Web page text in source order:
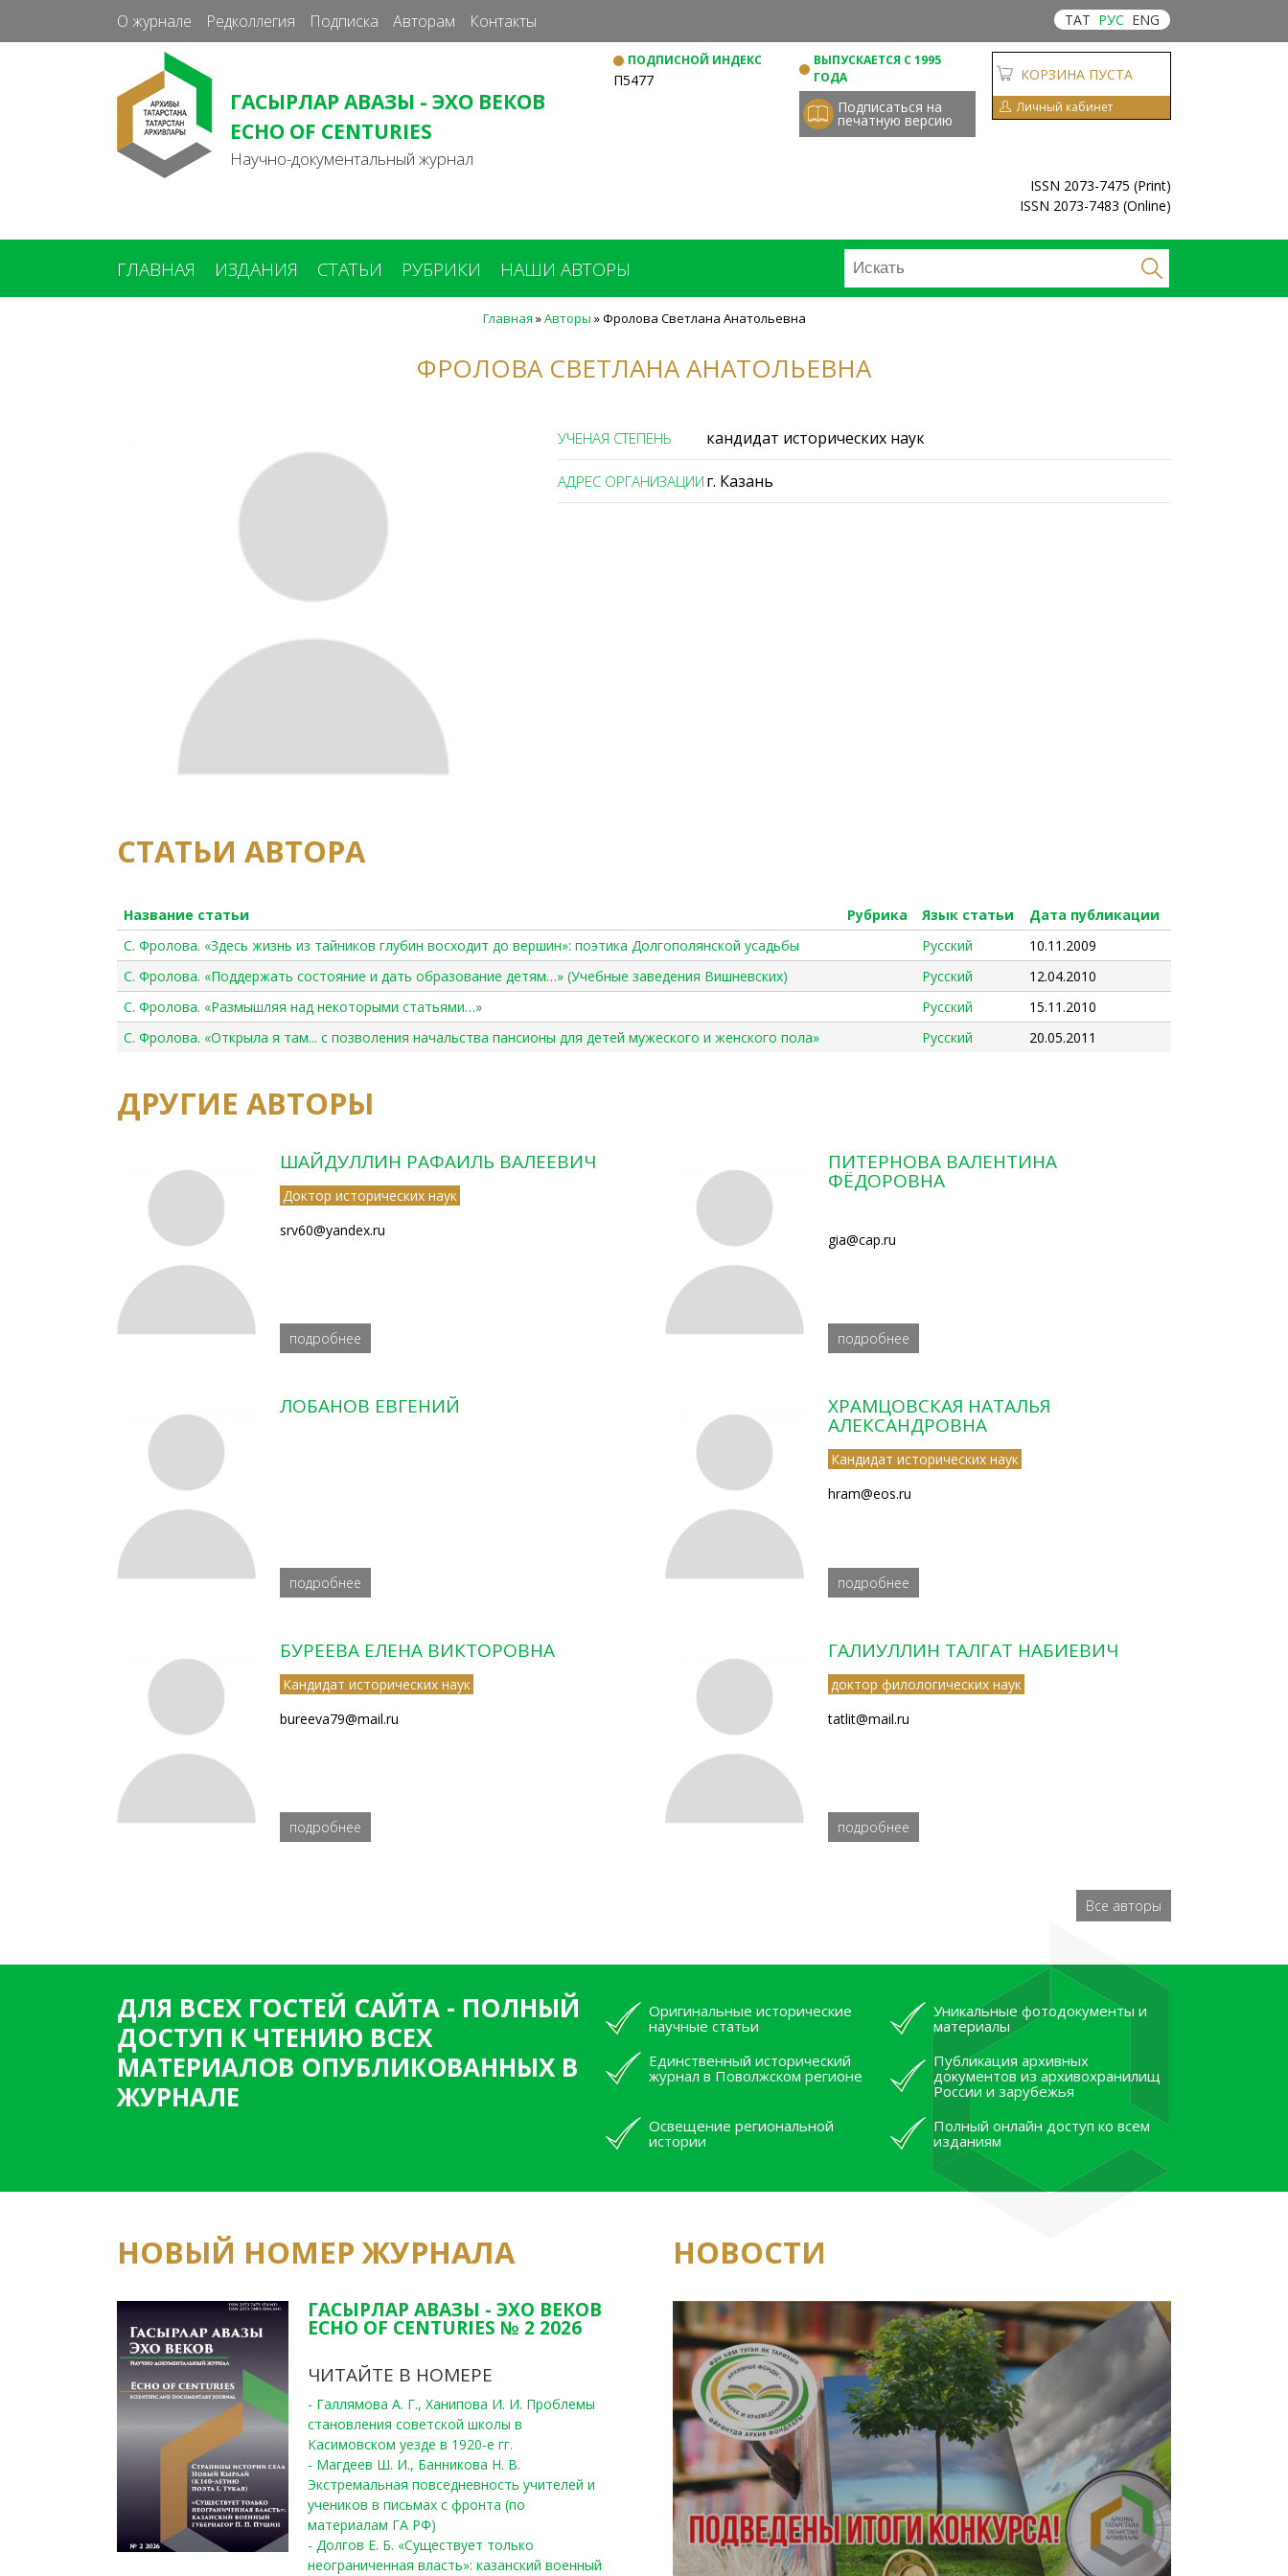
к
основному
О журнале Редколлегия Подписка Авторам Контакты ТАТ РУС ENG
ГАСЫРЛАР АВАЗЫ - ЭХО ВЕКОВ
ECHO OF CENTURIES
Научно-документальный журнал
ПОДПИСНОЙ ИНДЕКС
П5477
ВЫПУСКАЕТСЯ С 1995
ГОДА
Подписаться на
печатную версию
КОРЗИНА ПУСТА
Личный кабинет
ISSN 2073-7475 (Print)
ISSN 2073-7483 (Online)
ГЛАВНАЯ ИЗДАНИЯ СТАТЬИ РУБРИКИ НАШИ АВТОРЫ
Главная »Авторы »Фролова Светлана Анатольевна
ФРОЛОВА СВЕТЛАНА АНАТОЛЬЕВНА
УЧЕНАЯ СТЕПЕНЬ кандидат исторических наук
АДРЕС ОРГАНИЗАЦИИ г. Казань
СТАТЬИ АВТОРА
Название статьи Рубрика Язык статьи
Дата публикации
С. Фролова. «Здесь жизнь из тайников глубин восходит до вершин»: поэтика Долгополянской усадьбы
Русский
10.11.2009
С. Фролова. «Поддержать состояние и дать образование детям…» (Учебные заведения Вишневских)
Русский
12.04.2010
С. Фролова. «Размышляя над некоторыми статьями…»
Русский
15.11.2010
С. Фролова. «Открыла я там... с позволения начальства пансионы для детей мужеского и женского пола»
Русский 20.05.2011
ДРУГИЕ АВТОРЫ
ШАЙДУЛЛИН РАФАИЛЬ ВАЛЕЕВИЧ
Доктор исторических наук
srv60@yandex.ru
подробнее
ПИТЕРНОВА ВАЛЕНТИНА
ФЁДОРОВНА
gia@cap.ru
подробнее
ЛОБАНОВ ЕВГЕНИЙ
подробнее
ХРАМЦОВСКАЯ НАТАЛЬЯ
АЛЕКСАНДРОВНА
Кандидат исторических наук
hram@eos.ru
подробнее
БУРЕЕВА ЕЛЕНА ВИКТОРОВНА
Кандидат исторических наук
bureeva79@mail.ru
подробнее
ГАЛИУЛЛИН ТАЛГАТ НАБИЕВИЧ
доктор филологических наук
tatlit@mail.ru
подробнее
Все авторы
ДЛЯ ВСЕХ ГОСТЕЙ САЙТА - ПОЛНЫЙ
ДОСТУП К ЧТЕНИЮ ВСЕХ
МАТЕРИАЛОВ ОПУБЛИКОВАННЫХ В
ЖУРНАЛЕ
Оригинальные исторические
научные статьи
Уникальные фотодокументы и
материалы
Единственный исторический
журнал в Поволжском регионе
Публикация архивных
документов из архивохранилищ
России и зарубежья
Освещение региональной
истории
Полный онлайн доступ ко всем
изданиям
НОВЫЙ НОМЕР ЖУРНАЛА
ГАСЫРЛАР АВАЗЫ - ЭХО ВЕКОВ
ECHO OF CENTURIES № 2 2026
ЧИТАЙТЕ В НОМЕРЕ
- Галлямова А. Г., Ханипова И. И. Проблемы
становления советской школы в
Касимовском уезде в 1920-е гг.
- Магдеев Ш. И., Банникова Н. В.
Экстремальная повседневность учителей и
учеников в письмах с фронта (по
материалам ГА РФ)
- Долгов Е. Б. «Существует только
неограниченная власть»: казанский военный
НОВОСТИ
Юным исследователям рассказали об архивных